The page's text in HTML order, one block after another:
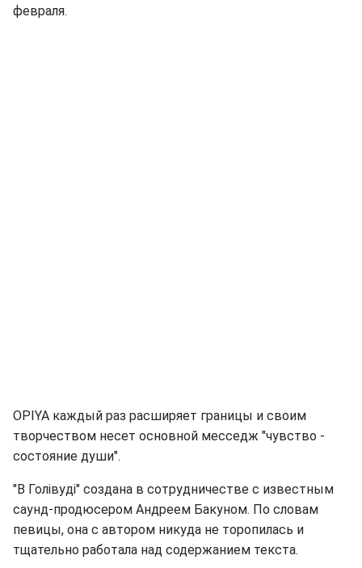
февраля.
OPIYA каждый раз расширяет границы и своим
творчеством несет основной месседж "чувство -
состояние души".
"В Голівуді" создана в сотрудничестве с известным
саунд-продюсером Андреем Бакуном. По словам
певицы, она с автором никуда не торопилась и
тщательно работала над содержанием текста.